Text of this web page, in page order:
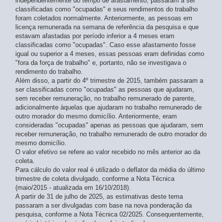
dez-jan-fev 2023- atualizado em 30/07/2026
nov-dez-jan 2023- atualizado em 30/07/2026
out-nov-dez 2022- atualizado em 30/07/2026
set-out-nov 2022 - atualizado em 30/07/2026
ago-set-out 2022- atualizado em 30/07/2026
jul-ago-set 2022- atualizado em 30/07/2026
jun-jul-ago 2022
mai-jun-jul 2022- atualizado em 30/07/2026
abr-mai-jun 2022- atualizado em 30/07/2026
mar-abr-mai 2022- atualizado em 30/07/2026
fev-mar-abr 2022 - atualizado em 30/07/2026
jan-fev-mar 2022- atualizado em 30/07/2026
dez-jan-fev 2022- atualizado em 30/07/2026
nov-dez-jan 2022
out-nov-dez 2021- atualizado em 30/07/2026
set-out-nov 2021 - atualizado em 30/07/2026
ago-set-out 2021- atualizado em 30/07/2026
jul-ago-set 2021 - atualizado em 30/07/2026
jun-jul-ago 2021- atualizado em 30/07/2026
mai-jun-jul 2021- atualizado em 30/07/2026
classificadas como "ocupadas" e seus rendimentos do trabalho
foram coletados normalmente. Anteriormente, as pessoas em
licença remunerada na semana de referência da pesquisa e que
estavam afastadas por período inferior a 4 meses eram
classificadas como "ocupadas". Caso esse afastamento fosse
igual ou superior a 4 meses, essas pessoas eram definidas como
"fora da força de trabalho" e, portanto, não se investigava o
rendimento do trabalho.
Além disso, a partir do 4º trimestre de 2015, também passaram a
ser classificadas como "ocupadas" as pessoas que ajudaram,
sem receber remuneração, no trabalho remunerado de parente,
adicionalmente àquelas que ajudaram no trabalho remunerado de
outro morador do mesmo domicílio. Anteriormente, eram
consideradas "ocupadas" apenas as pessoas que ajudaram, sem
receber remuneração, no trabalho remunerado de outro morador do
mesmo domicílio.
O valor efetivo se refere ao valor recebido no mês anterior ao da
coleta.
Para cálculo do valor real é utilizado o deflator da média do último
trimestre de coleta divulgado, conforme a Nota Técnica
(maio/2015 - atualizada em 16/10/2018).
A partir de 31 de julho de 2025, as estimativas deste tema
passaram a ser divulgadas com base na nova ponderação da
pesquisa, conforme a Nota Técnica 02/2025. Consequentemente,